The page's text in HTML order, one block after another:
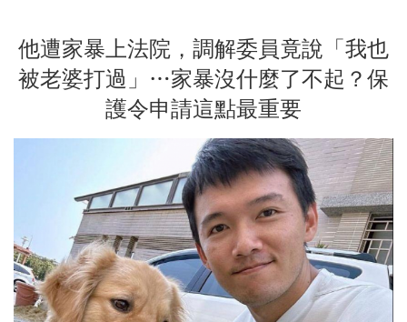
他遭家暴上法院，調解委員竟說「我也
被老婆打過」…家暴沒什麼了不起？保
護令申請這點最重要